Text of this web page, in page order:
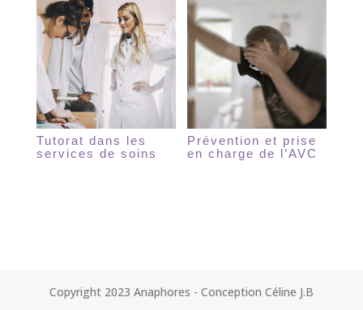
Tutorat dans les
services de soins
Prévention et prise
en charge de l’AVC
Copyright 2023 Anaphores - Conception Céline J.B